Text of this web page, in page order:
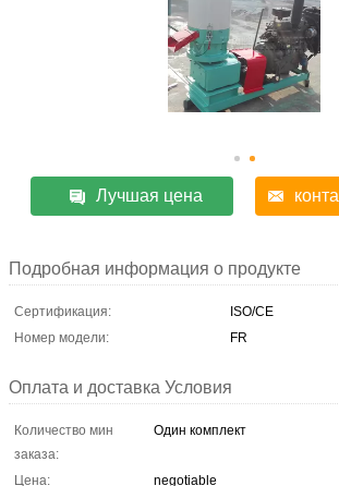
Лучшая цена
Подробная информация о продукте
Сертификация:
ISO/CE
Номер модели:
FR
Оплата и доставка Условия
Количество мин
заказа:
Один комплект
Цена:
negotiable